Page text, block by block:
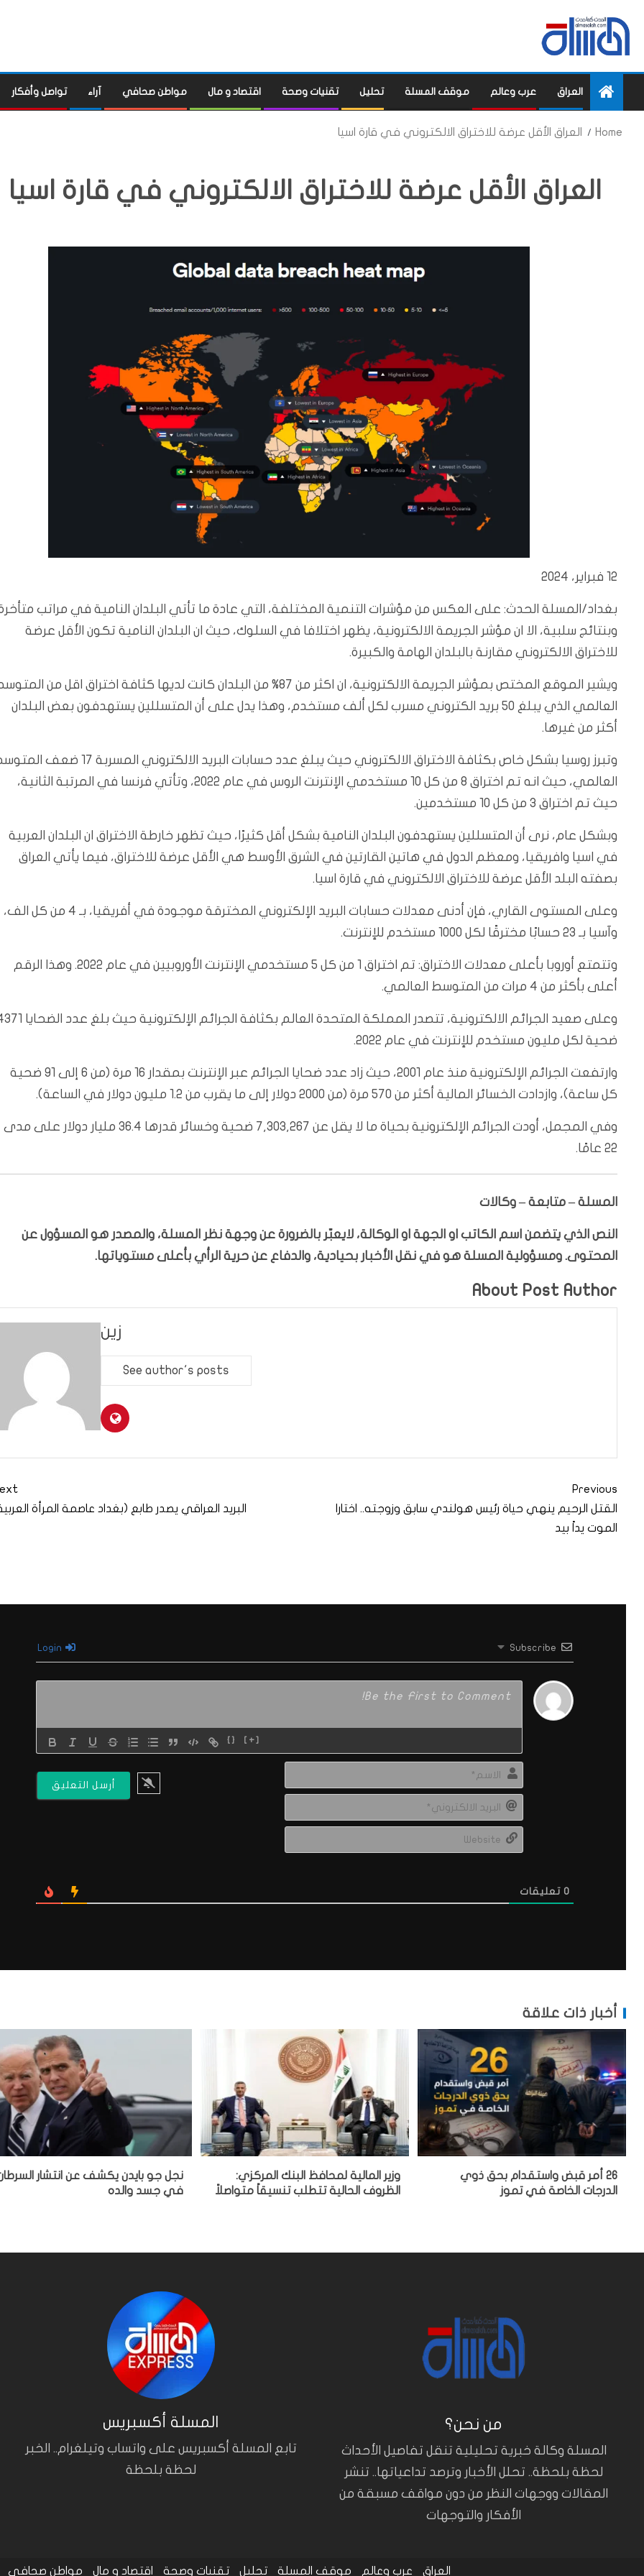
العراق عرب وعالم موقف المسلة تحليل تقنيات وصحة اقتصاد و مال مواطن صحافي آراء تواصل وأفكار
Home العراق الأقل عرضة للاختراق الالكتروني في قارة اسيا
العراق الأقل عرضة للاختراق الالكتروني في قارة اسيا
12 فبراير، 2024
بغداد/المسلة الحدث: على العكس من مؤشرات التنمية المختلفة، التي عادة ما تأتي البلدان النامية في مراتب
وبنتائج سلبية، الا ان مؤشر الجريمة الالكترونية، يظهر اختلافا في السلوك، حيث ان البلدان النامية تكون الأقل عرضة
للاختراق الالكتروني مقارنة بالبلدان الهامة والكبيرة.
ويشير الموقع المختص بمؤشر الجريمة الالكترونية، ان اكثر من 87% من البلدان كانت لديها كثافة اختراق اقل من
العالمي الذي يبلغ 50 بريد الكتروني مسرب لكل ألف مستخدم، وهذا يدل على أن المتسللين يستهدفون بعض البلدان
أكثر من غيرها.
وتبرز روسيا بشكل خاص بكثافة الاختراق الالكتروني حيث يبلغ عدد حسابات البريد الالكتروني المسربة
العالمي، حيث انه تم اختراق 8 من كل 10 مستخدمي الإنترنت الروس في عام 2022، وتأتي فرنسا في المرتبة الثانية،
حيث تم اختراق 3 من كل 10 مستخدمين.
وبشكل عام، نرى أن المتسللين يستهدفون البلدان النامية بشكل أقل كثيرًا، حيث تظهر خارطة الاختراق ان البلدان العربية
في اسيا وافريقيا، ومعظم الدول في هاتين القارتين في الشرق الأوسط هي الأقل عرضة للاختراق، فيما يأتي العراق
بصفته البلد الأقل عرضة للاختراق الالكتروني في قارة اسيا.
وعلى المستوى القاري، فإن أدنى معدلات حسابات البريد الإلكتروني المخترقة موجودة في أفريقيا، بـ 4 من كل الف،
وآسيا بـ 23 حسابًا مخترقًا لكل 1000 مستخدم للإنترنت.
وتتمتع أوروبا بأعلى معدلات الاختراق: تم اختراق 1 من كل 5 مستخدمي الإنترنت الأوروبيين في عام 2022. وهذا الرقم
أعلى بأكثر من 4 مرات من المتوسط العالمي.
وعلى صعيد الجرائم الالكترونية، تتصدر المملكة المتحدة العالم بكثافة الجرائم
ضحية لكل مليون مستخدم للإنترنت في عام 2022.
وارتفعت الجرائم الإلكترونية منذ عام 2001، حيث زاد عدد ضحايا الجرائم عبر الإنترنت بمقدار 16 مرة (من 6 إلى 91 ضحية
كل ساعة)، وازدادت الخسائر المالية أكثر من 570 مرة (من 2000 دولار إلى ما يقرب من 1.2 مليون دولار في الساعة).
وفي المجمل، أودت الجرائم الإلكترونية بحياة ما لا يقل عن 7,303,267 ضحية وخسائر قدرها 36.4 مليار دولار على مدى
22 عامًا.
المسلة – متابعة – وكالات
النص الذي يتضمن اسم الكاتب او الجهة او الوكالة، لايعبّر بالضرورة عن وجهة نظر المسلة، والمصدر هو المسؤول عن
المحتوى. ومسؤولية المسلة هو في نقل الأخبار بحيادية، والدفاع عن حرية الرأي بأعلى مستوياتها.
About Post Author
زين
See author's posts
Previous
القتل الرحيم ينهي حياة رئيس هولندي سابق وزوجته.. اختارا
الموت يداً بيد
البريد العراقي يصدر طابع (بغداد عاصمة المرأة
Subscribe
{} [+]
0 تعليقات
أخبار ذات علاقة
26 أمر قبض واستقدام بحق ذوي
الدرجات الخاصة في تموز
وزير المالية لمحافظ البنك المركزي:
الظروف الحالية تتطلب تنسيقاً متواصلاً
نجل جو بايدن يكشف عن انتشار
في جسد والده
المسلة أكسبريس
تابع المسلة أكسبريس على واتساب وتيلغرام.. الخبر
لحظة بلحظة
من نحن؟
المسلة وكالة خبرية تحليلية تنقل تفاصيل الأحداث
لحظة بلحظة.. تحلل الأخبار وترصد تداعياتها.. تنشر
المقالات ووجهات النظر من دون مواقف مسبقة من
الأفكار والتوجهات
العراق عرب وعالم موقف المسلة تحليل تقنيات وصحة اقتصاد و مال مواطن صحافي